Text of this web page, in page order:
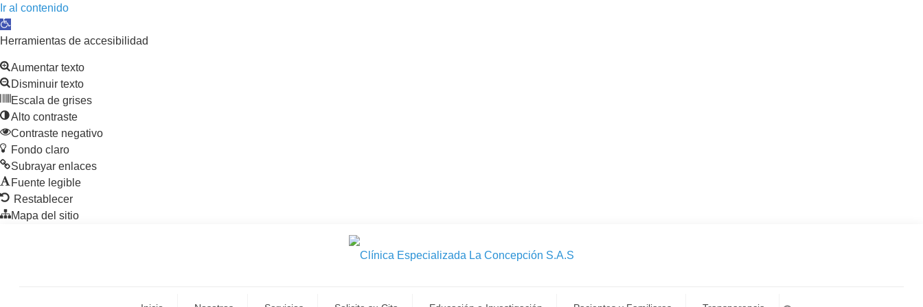
Ir al contenido
Abrir barra de herramientas
Herramientas de accesibilidad
Aumentar texto
Disminuir texto
Escala de grises
Alto contraste
Contraste negativo
Fondo claro
Subrayar enlaces
Fuente legible
Restablecer
Mapa del sitio